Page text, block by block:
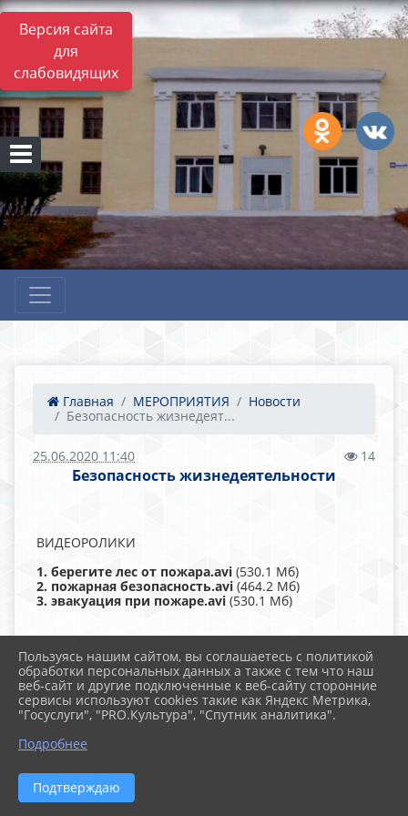
Версия сайта
для
слабовидящих
Главная МЕРОПРИЯТИЯ
Новости
Безопасность жизнедеят...
25.06.2020 11:40 14
Безопасность жизнедеятельности
ВИДЕОРОЛИКИ
1. берегите лес от пожара.avi (530.1 Мб)
2. пожарная безопасность.avi (464.2 Мб)
3. эвакуация при пожаре.avi (530.1 Мб)
Ссылка для скачивания
файлов:https://cloud.mail.ru/stock/
1. На воде
файла:https://cloud.mail.ru/stock/
ПАМЯТКИ
Пользуясь нашим сайтом, вы соглашаетесь с политикой
обработки персональных данных а также с тем что наш
веб-сайт и другие подключенные к веб-сайту сторонние
сервисы используют cookies такие как Яндекс Метрика,
"Госуслуги", "PRO.Культура", "Спутник аналитика".
Подробнее
Подтверждаю